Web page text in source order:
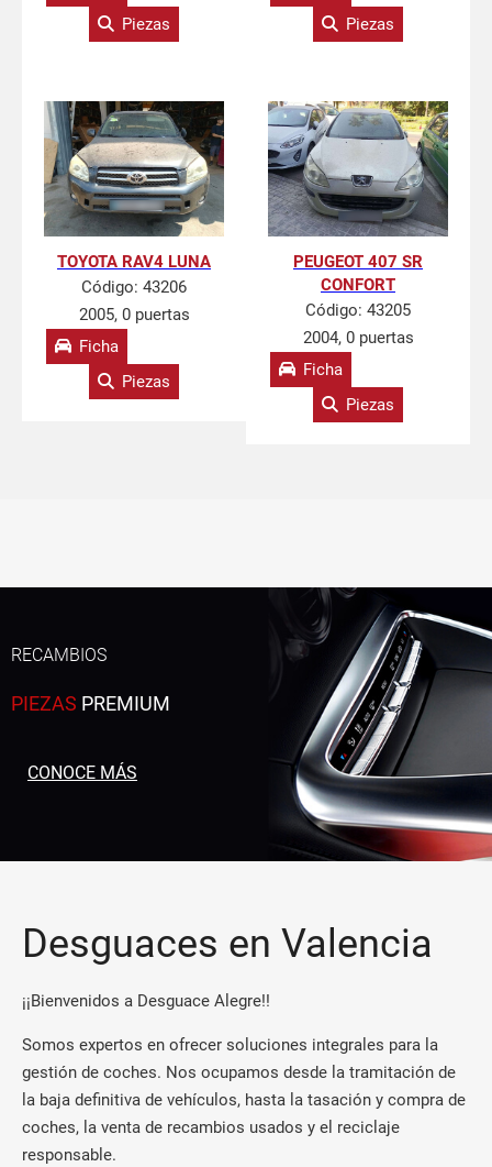
Piezas
Piezas
TOYOTA RAV4 LUNA
Código: 43206
2005, 0 puertas
Ficha
Piezas
PEUGEOT 407 SR
CONFORT
Código: 43205
2004, 0 puertas
Ficha
Piezas
RECAMBIOS
PIEZAS PREMIUM
CONOCE MÁS
Desguaces en Valencia
¡¡Bienvenidos a Desguace Alegre!!
Somos expertos en ofrecer soluciones integrales para la
gestión de coches. Nos ocupamos desde la tramitación de
la baja definitiva de vehículos, hasta la tasación y compra de
coches, la venta de recambios usados y el reciclaje
responsable.